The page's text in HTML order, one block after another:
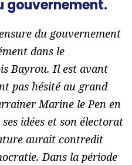
gouvernement.
du gouvernement
dans le
Bayrou. Il est avant
pas hésité au grand
Marine le Pen en
idées et son électorat
aurait contredit
Dans la période